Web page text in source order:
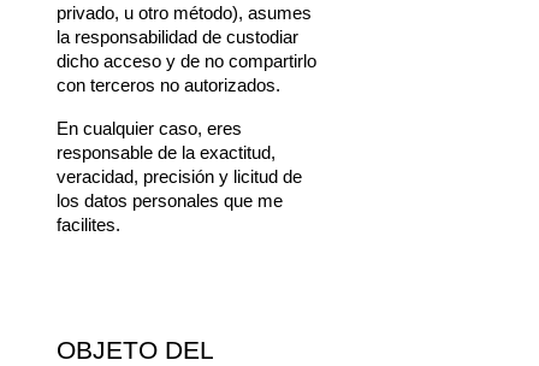
privado, u otro método), asumes
la responsabilidad de custodiar
dicho acceso y de no compartirlo
con terceros no autorizados.
En cualquier caso, eres
responsable de la exactitud,
veracidad, precisión y licitud de
los datos personales que me
facilites.
OBJETO DEL